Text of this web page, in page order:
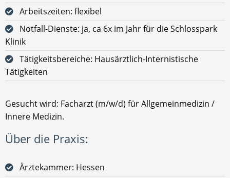
Arbeitszeiten: flexibel
Notfall-Dienste: ja, ca 6x im Jahr für die Schlosspark
Klinik
Tätigkeitsbereiche: Hausärztlich-Internistische
Tätigkeiten
Gesucht wird: Facharzt (m/w/d) für Allgemeinmedizin /
Innere Medizin.
Über die Praxis:
Ärztekammer: Hessen